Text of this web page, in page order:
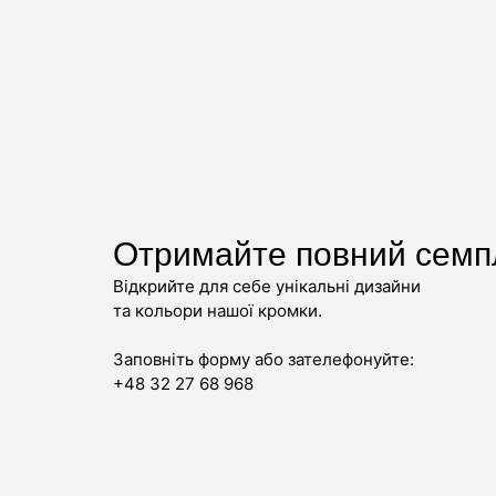
Отримайте повний
Відкрийте для себе унікальні дизайни
та кольори нашої кромки.
Заповніть форму або зателефонуйте:
+48 32 27 68 968